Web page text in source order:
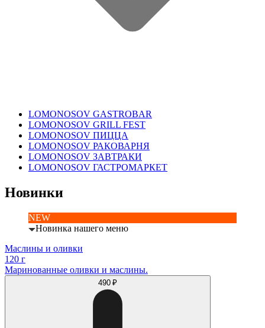
LOMONOSOV GASTROBAR
LOMONOSOV GRILL FEST
LOMONOSOV ПИЦЦА
LOMONOSOV РАКОВАРНЯ
LOMONOSOV ЗАВТРАКИ
LOMONOSOV ГАСТРОМАРКЕТ
Новинки
NEW
Новинка нашего меню
Маслины и оливки
120 г
Маринованные оливки и маслины.
490 ₽